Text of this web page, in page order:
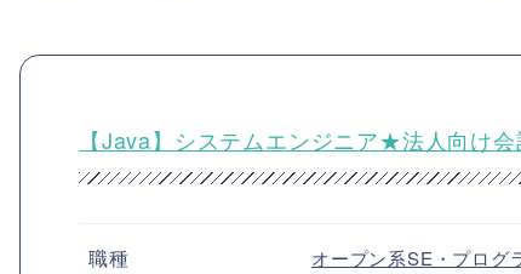
【Java】システムエンジニア★法人向け
職種 オープン系SE・プログ